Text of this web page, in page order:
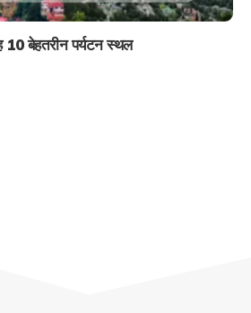
बेहतरीन पर्यटन स्थल